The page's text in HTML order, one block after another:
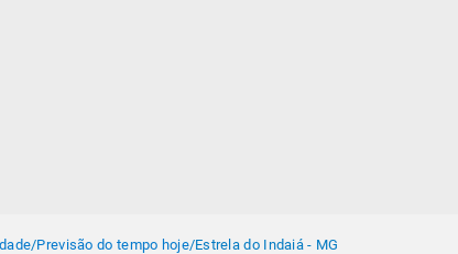
/Previsão do tempo hoje/Estrela do Indaiá - MG